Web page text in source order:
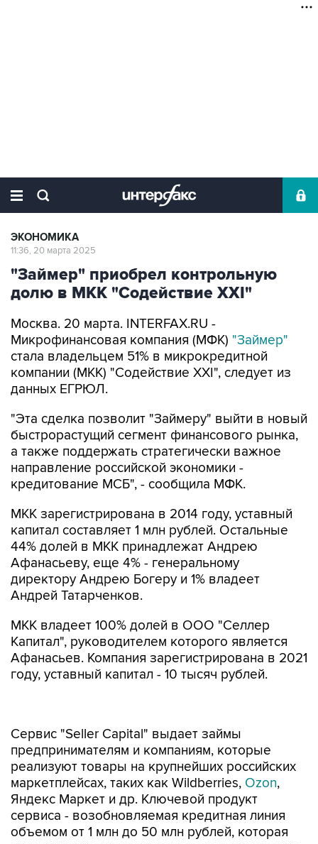
ЭКОНОМИКА
11:36, 20 марта 2025
"Займер" приобрел контрольную
долю в МКК "Содействие XXI"
Москва. 20 марта. INTERFAX.RU -
Микрофинансовая компания (МФК) "Займер"
стала владельцем 51% в микрокредитной
компании (МКК) "Содействие XXI", следует из
данных ЕГРЮЛ.
"Эта сделка позволит "Займеру" выйти в новый
быстрорастущий сегмент финансового рынка,
а также поддержать стратегически важное
направление российской экономики -
кредитование МСБ", - сообщила МФК.
МКК зарегистрирована в 2014 году, уставный
капитал составляет 1 млн рублей. Остальные
44% долей в МКК принадлежат Андрею
Афанасьеву, еще 4% - генеральному
директору Андрею Богеру и 1% владеет
Андрей Татарченков.
МКК владеет 100% долей в ООО "Селлер
Капитал", руководителем которого является
Афанасьев. Компания зарегистрирована в 2021
году, уставный капитал - 10 тысяч рублей.
реализуют товары на крупнейших российских
маркетплейсах, таких как Wildberries,Ozon
Яндекс Маркет и др. Ключевой продукт
сервиса - возобновляемая кредитная линия
объемом от 1 млн до 50 млн рублей, которая
дистанционно предоставляется заемщикам на
срок от 3 до 12 месяцев.